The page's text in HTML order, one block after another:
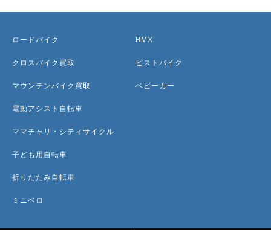
ロードバイク
クロスバイク買取
マウンテンバイク買取
電動アシスト自転車
ママチャリ・シティサイクル
子ども用自転車
折りたたみ自転車
ミニベロ
BMX
ピストバイク
ベビーカー